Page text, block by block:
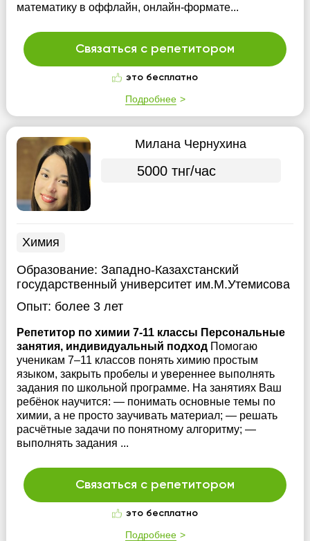
математику в оффлайн, онлайн-формате...
Связаться с репетитором
это бесплатно
Подробнее
Милана Чернухина
5000 тнг/час
Химия
Образование: Западно-Казахстанский
государственный университет им.М.Утемисова
Опыт: более 3 лет
Репетитор по химии 7-11 классы Персональные
занятия, индивидуальный подход Помогаю
ученикам 7–11 классов понять химию простым
языком, закрыть пробелы и увереннее выполнять
задания по школьной программе. На занятиях Ваш
ребёнок научится: — понимать основные темы по
химии, а не просто заучивать материал; — решать
расчётные задачи по понятному алгоритму; —
выполнять задания ...
Связаться с репетитором
это бесплатно
Подробнее